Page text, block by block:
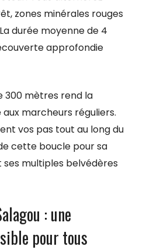
zones minérales rouges
durée moyenne de 4
approfondie
300 mètres rend la
marcheurs réguliers.
vos pas tout au long du
cette boucle pour sa
multiples belvédères
: une
pour tous